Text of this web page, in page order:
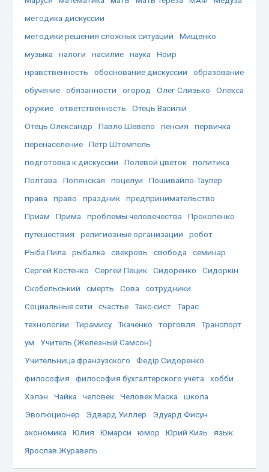
методика дискуссии
методики решения сложных ситуаций
Мищенко
музыка
налоги насилие наука
Ноир
нравственность
обоснование дискуссии
образование
обучение
обязанности огород Олег Слизько
Олекса
оружие
ответственность
Отець Василій
Отець Олександр
Павло Шевело пенсия
первичка
перенаселение
Пётр Штомпель
подготовка к дискуссии
Полевой цветок
политика
Полтава
Полянская поцелуи
Пошивайло-Таулер
права
право праздник
предпринимательство
Приам
Прима проблемы человечества
Прокопенко
путешествия
религиозные организации
робот
Рыба Пила
рыбалка свекровь свобода
семинар
Сергей Костенко
Сергей Пецик Сидоренко
Сидоркін
Скобельський
смерть Сова
сотрудники
Социальные сети
счастье Такс-сист
Тарас
технологии
Тирамису Ткаченко торговля
Транспорт
ум
Учитель (Железный Самсон)
Учительница франзузского
Федір Сидоренко
философия
философия бухгалтерского учёта
хобби
Хэлэн
Чайка человек Человек Маска
школа
Эволюционер
Эдвард Уиллер
Эдуард Фисун
экономика
Юлия Юмарси юмор Юрий Кизь
язык
Ярослав Журавель